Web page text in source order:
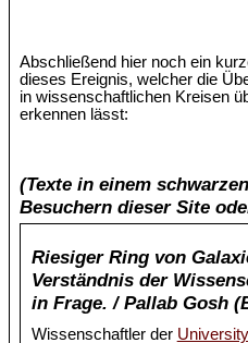
Abschließend hier noch ein
dieses Ereignis, welcher die
in wissenschaftlichen Kreisen
erkennen lässt:
(Texte in einem
Besuchern dieser Site
Riesiger Ring von
Verständnis der
in Frage. / Pallab Gosh
Wissenschaftler der